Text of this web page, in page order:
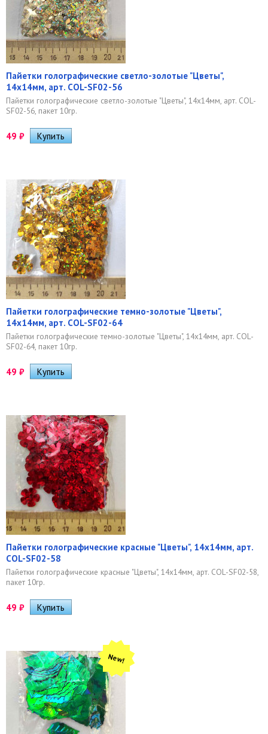
Пайетки голографические светло-золотые "Цветы",
14х14мм, арт. COL-SF02-56
Пайетки голографические светло-золотые "Цветы", 14х14мм, арт. COL-
SF02-56, пакет 10гр.
49 ₽
Пайетки голографические темно-золотые "Цветы",
14х14мм, арт. COL-SF02-64
Пайетки голографические темно-золотые "Цветы", 14х14мм, арт. COL-
SF02-64, пакет 10гр.
49 ₽
Пайетки голографические красные "Цветы", 14х14мм, арт.
COL-SF02-58
Пайетки голографические красные "Цветы", 14х14мм, арт. COL-SF02-58,
пакет 10гр.
49 ₽
New!